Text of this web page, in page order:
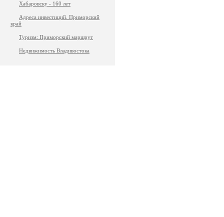
Хабаровску - 160 лет
Адреса инвестиций. Приморский
край
Туризм: Приморский маршрут
Недвижимость Владивостока